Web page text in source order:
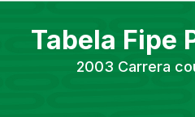
Tabela Fipe
2003 Carrera